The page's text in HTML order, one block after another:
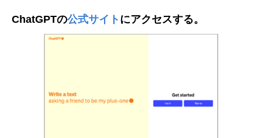
ChatGPTの公式サイト にアクセスする。